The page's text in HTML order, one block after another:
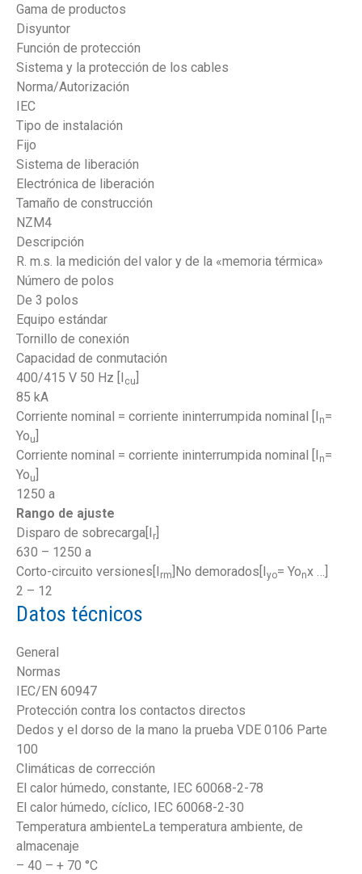
Gama de productos
Disyuntor
Función de protección
Sistema y la protección de los cables
Norma/Autorización
IEC
Tipo de instalación
Fijo
Sistema de liberación
Electrónica de liberación
Tamaño de construcción
NZM4
Descripción
R. m.s. la medición del valor y de la «memoria térmica»
Número de polos
De 3 polos
Equipo estándar
Tornillo de conexión
Capacidad de conmutación
400/415 V 50 Hz [I cu
85 kA
Corriente nominal = corriente ininterrumpida nominal [I n=
You
Corriente nominal = corriente ininterrumpida nominal [I n=
You
1250 a
Rango de ajuste
Disparo de sobrecarga[I r
630 – 1250 a
Corto-circuito versiones[I rm ]No demorados[Iyo= Yonx …]
2 – 12
Datos técnicos
General
Normas
IEC/EN 60947
Protección contra los contactos directos
Dedos y el dorso de la mano la prueba VDE 0106 Parte
100
Climáticas de corrección
El calor húmedo, constante, IEC 60068-2-78
El calor húmedo, cíclico, IEC 60068-2-30
Temperatura ambienteLa temperatura ambiente, de
almacenaje
– 40 – + 70 °C